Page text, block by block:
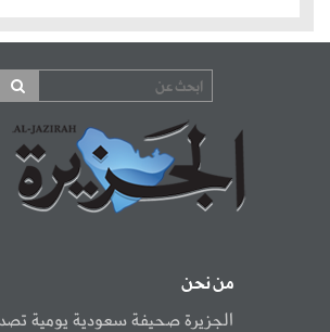
من نحن
الجزيرة صحيفة سعودية يومية